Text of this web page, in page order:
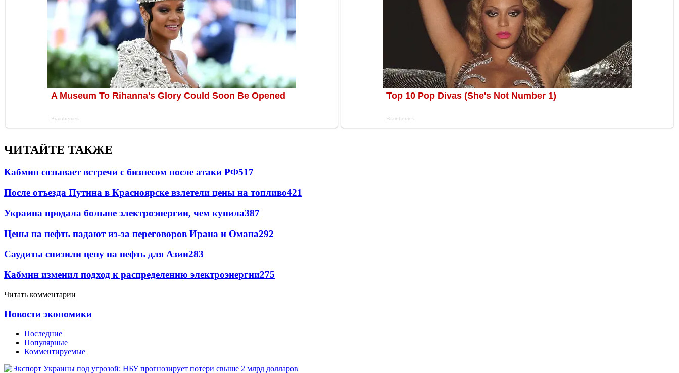
ЧИТАЙТЕ ТАКЖЕ
Кабмин созывает встречи с бизнесом после атаки РФ517
После отъезда Путина в Красноярске взлетели цены на топливо421
Украина продала больше электроэнергии, чем купила387
Цены на нефть падают из-за переговоров Ирана и Омана292
Саудиты снизили цену на нефть для Азии283
Кабмин изменил подход к распределению электроэнергии275
Читать комментарии
Новости экономики
Последние
Популярные
Комментируемые